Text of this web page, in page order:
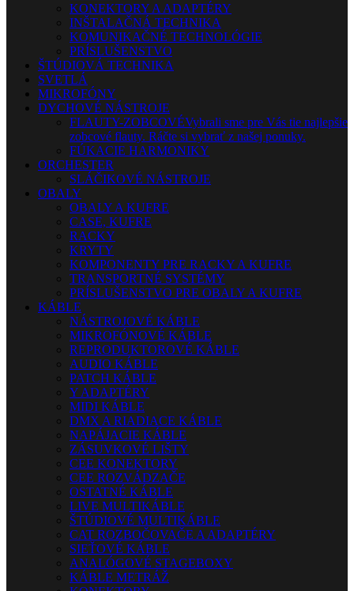
KONEKTORY A ADAPTÉRY
INŠTALAČNÁ TECHNIKA
KOMUNIKAČNÉ TECHNOLÓGIE
PRÍSLUŠENSTVO
ŠTÚDIOVÁ TECHNIKA
SVETLÁ
MIKROFÓNY
DYCHOVÉ NÁSTROJE
FLAUTY-ZOBCOVÉVybrali sme pre Vás tie najlepšie
zobcové flauty. Ráčte si vybrať z našej ponuky.
FÚKACIE HARMONIKY
ORCHESTER
SLÁČIKOVÉ NÁSTROJE
OBALY
OBALY A KUFRE
CASE, KUFRE
RACKY
KRYTY
KOMPONENTY PRE RACKY A KUFRE
TRANSPORTNÉ SYSTÉMY
PRÍSLUŠENSTVO PRE OBALY A KUFRE
KÁBLE
NÁSTROJOVÉ KÁBLE
MIKROFÓNOVÉ KÁBLE
REPRODUKTOROVÉ KÁBLE
AUDIO KÁBLE
PATCH KÁBLE
Y ADAPTÉRY
MIDI KÁBLE
DMX A RIADIACE KÁBLE
NAPÁJACIE KÁBLE
ZÁSUVKOVÉ LIŠTY
CEE KONEKTORY
CEE ROZVÁDZAČE
OSTATNÉ KÁBLE
LIVE MULTIKÁBLE
ŠTÚDIOVÉ MULTIKÁBLE
CAT ROZBOČOVAČE A ADAPTÉRY
SIEŤOVÉ KÁBLE
ANALÓGOVÉ STAGEBOXY
KÁBLE METRÁŽ